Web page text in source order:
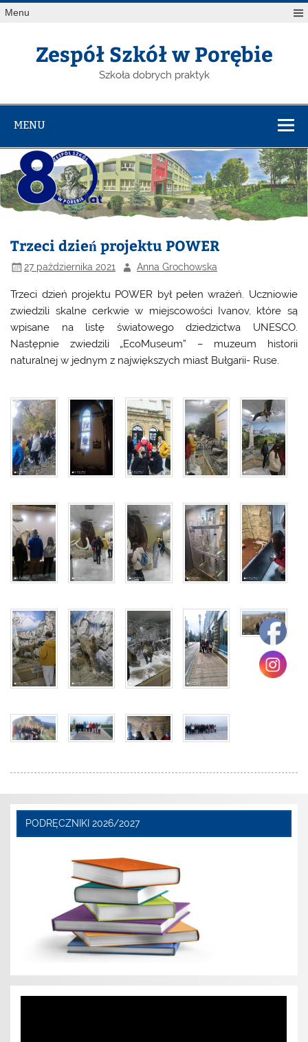
Menu
Zespół Szkół w Porębie
Szkoła dobrych praktyk
MENU
Trzeci dzień projektu POWER
27 października 2021 Anna Grochowska
Trzeci dzień projektu POWER był pełen wrażeń. Uczniowie
zwiedzili skalne cerkwie w miejscowości Ivanov, które są
wpisane na listę światowego dziedzictwa UNESCO.
Następnie zwiedzili „EcoMuseum” – muzeum historii
naturalnej w jednym z największych miast Bułgarii- Ruse.
PODRĘCZNIKI 2026/2027